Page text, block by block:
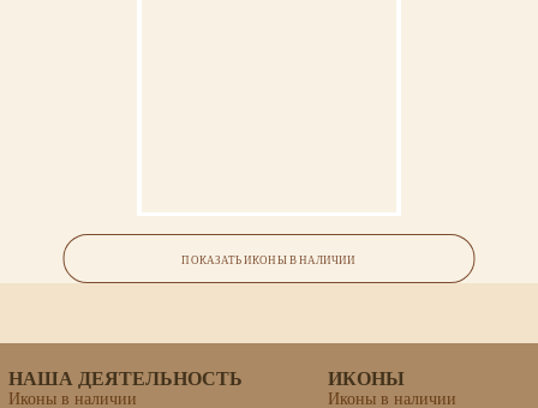
Икона «Рафаил Архангел»
ПОКАЗАТЬ ИКОНЫ В НАЛИЧИИ
НАША ДЕЯТЕЛЬНОСТЬ
Иконы в наличии
ИКОНЫ
Иконы в наличии